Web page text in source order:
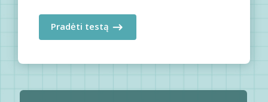
Pradėti testą